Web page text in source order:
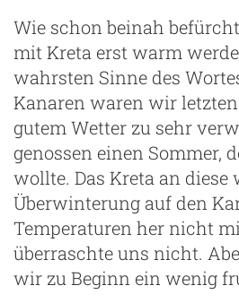
Wie schon beinah
mit Kreta erst warm
wahrsten Sinne des
Kanaren waren wir
gutem Wetter zu sehr
genossen einen Sommer,
wollte. Das Kreta an diese
Überwinterung auf den
Temperaturen her nicht
überraschte uns nicht.
wir zu Beginn ein wenig